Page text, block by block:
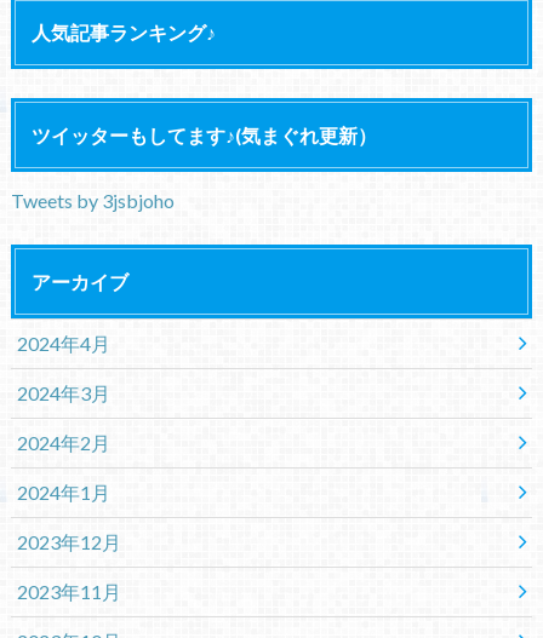
人気記事ランキング♪
ツイッターもしてます♪(気まぐれ更新）
Tweets by 3jsbjoho
アーカイブ
2024年4月
2024年3月
2024年2月
2024年1月
2023年12月
2023年11月